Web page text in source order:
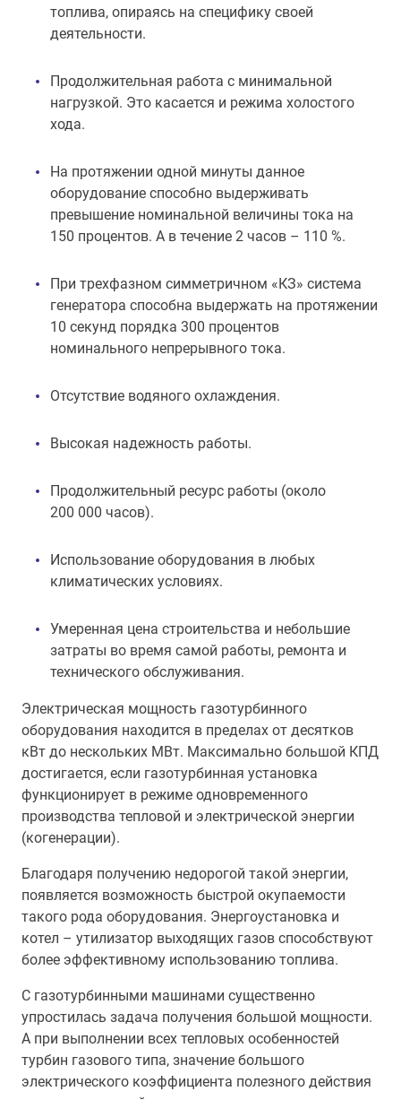
топлива, опираясь на специфику своей
деятельности.
Продолжительная работа с минимальной
нагрузкой. Это касается и режима холостого
хода.
На протяжении одной минуты данное
оборудование способно выдерживать
превышение номинальной величины тока на
150 процентов. А в течение 2 часов – 110 %.
При трехфазном симметричном «КЗ» система
генератора способна выдержать на протяжении
10 секунд порядка 300 процентов
номинального непрерывного тока.
Отсутствие водяного охлаждения.
Высокая надежность работы.
Продолжительный ресурс работы (около
200 000 часов).
Использование оборудования в любых
климатических условиях.
Умеренная цена строительства и небольшие
затраты во время самой работы, ремонта и
технического обслуживания.
Электрическая мощность газотурбинного
оборудования находится в пределах от десятков
кВт до нескольких МВт. Максимально большой КПД
достигается, если газотурбинная установка
функционирует в режиме одновременного
производства тепловой и электрической энергии
(когенерации).
Благодаря получению недорогой такой энергии,
появляется возможность быстрой окупаемости
такого рода оборудования. Энергоустановка и
котел – утилизатор выходящих газов способствуют
более эффективному использованию топлива.
С газотурбинными машинами существенно
упростилась задача получения большой мощности.
А при выполнении всех тепловых особенностей
турбин газового типа, значение большого
электрического коэффициента полезного действия